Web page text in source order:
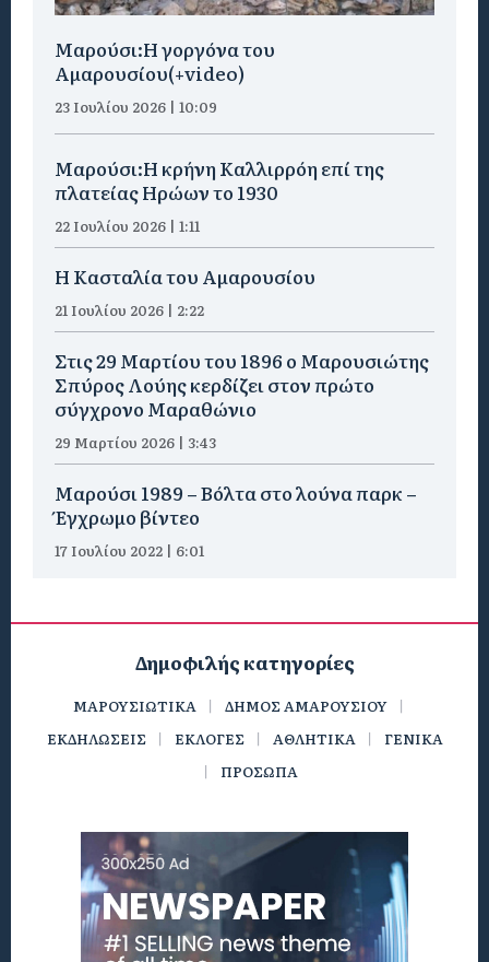
Μαρούσι:H γοργόνα του
Αμαρουσίου(+video)
23 Ιουλίου 2026 | 10:09
Μαρούσι:Η κρήνη Καλλιρρόη επί της
πλατείας Ηρώων το 1930
22 Ιουλίου 2026 | 1:11
Η Κασταλία του Αμαρουσίου
21 Ιουλίου 2026 | 2:22
Στις 29 Μαρτίου του 1896 ο Μαρουσιώτης
Σπύρος Λούης κερδίζει στον πρώτο
σύγχρονο Μαραθώνιο
29 Μαρτίου 2026 | 3:43
Μαρούσι 1989 – Βόλτα στο λούνα παρκ –
Έγχρωμο βίντεο
17 Ιουλίου 2022 | 6:01
Δημοφιλής κατηγορίες
ΜΑΡΟΥΣΙΩΤΙΚΑ
ΔΗΜΟΣ ΑΜΑΡΟΥΣΙΟΥ
ΕΚΔΗΛΩΣΕΙΣ
ΕΚΛΟΓΕΣ ΑΘΛΗΤΙΚΑ
ΓΕΝΙΚΑ
ΠΡΟΣΩΠΑ